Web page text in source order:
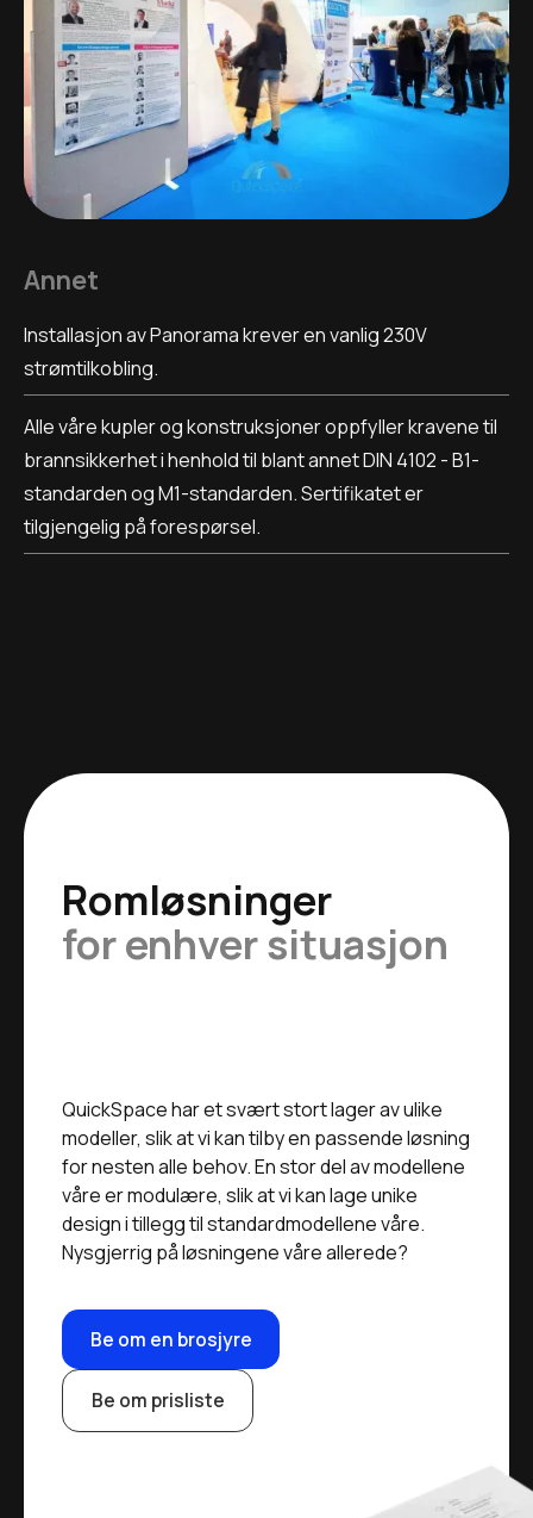
Annet
Installasjon av Panorama krever en vanlig 230V
strømtilkobling.
Alle våre kupler og konstruksjoner oppfyller kravene til
brannsikkerhet i henhold til blant annet DIN 4102 - B1-
standarden og M1-standarden. Sertifikatet er
tilgjengelig på forespørsel.
Romløsninger
for enhver situasjon
QuickSpace har et svært stort lager av ulike
modeller, slik at vi kan tilby en passende løsning
for nesten alle behov. En stor del av modellene
våre er modulære, slik at vi kan lage unike
design i tillegg til standardmodellene våre. ‍
Nysgjerrig på løsningene våre allerede?
Be om en brosjyre
Be om prisliste